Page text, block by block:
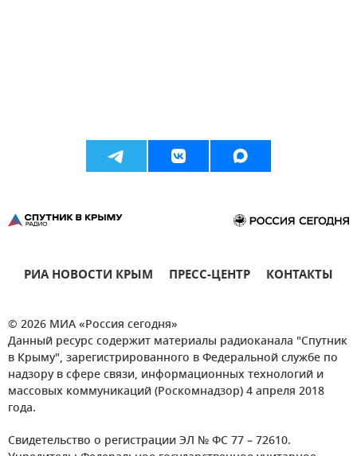
РИА НОВОСТИ КРЫМ ПРЕСС-ЦЕНТР КОНТАКТЫ
© 2026 МИА «Россия сегодня»
Данный ресурс содержит материалы радиоканала "Спутник
в Крыму", зарегистрированного в Федеральной службе по
надзору в сфере связи, информационных технологий и
массовых коммуникаций (Роскомнадзор) 4 апреля 2018
года.
Свидетельство о регистрации ЭЛ № ФС 77 – 72610.